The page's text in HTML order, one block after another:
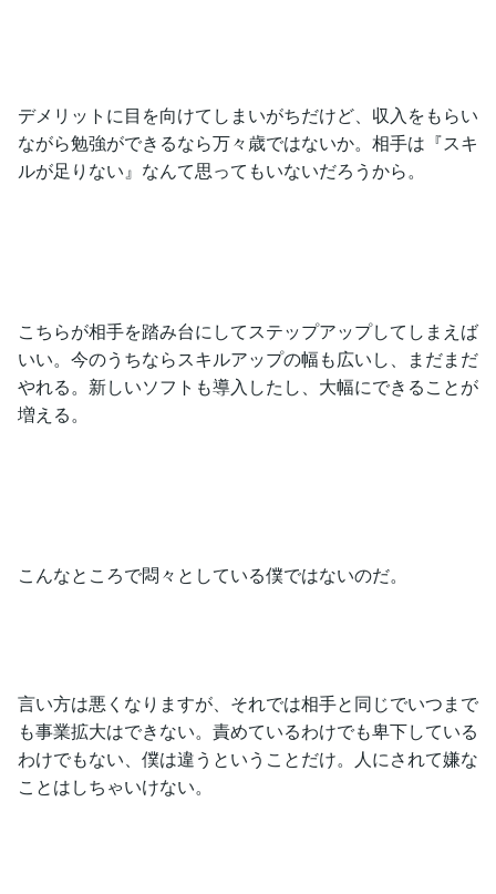
デメリットに目を向けてしまいがちだけど、収入をもらい
ながら勉強ができるなら万々歳ではないか。相手は『スキ
ルが足りない』なんて思ってもいないだろうから。
こちらが相手を踏み台にしてステップアップしてしまえば
いい。今のうちならスキルアップの幅も広いし、まだまだ
やれる。新しいソフトも導入したし、大幅にできることが
増える。
こんなところで悶々としている僕ではないのだ。
言い方は悪くなりますが、それでは相手と同じでいつまで
も事業拡大はできない。責めているわけでも卑下している
わけでもない、僕は違うということだけ。人にされて嫌な
ことはしちゃいけない。